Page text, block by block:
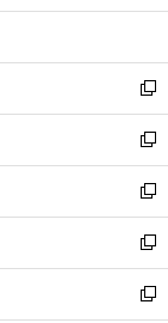
開
ン
ウ
で
開
く
ウ
ン
ド
ウ
で
開
く
新
し
い
ウ
ィ
ン
ド
ウ
で
新
し
い
ウ
ィ
ン
ド
新
し
い
ウ
ィ
新
し
い
新